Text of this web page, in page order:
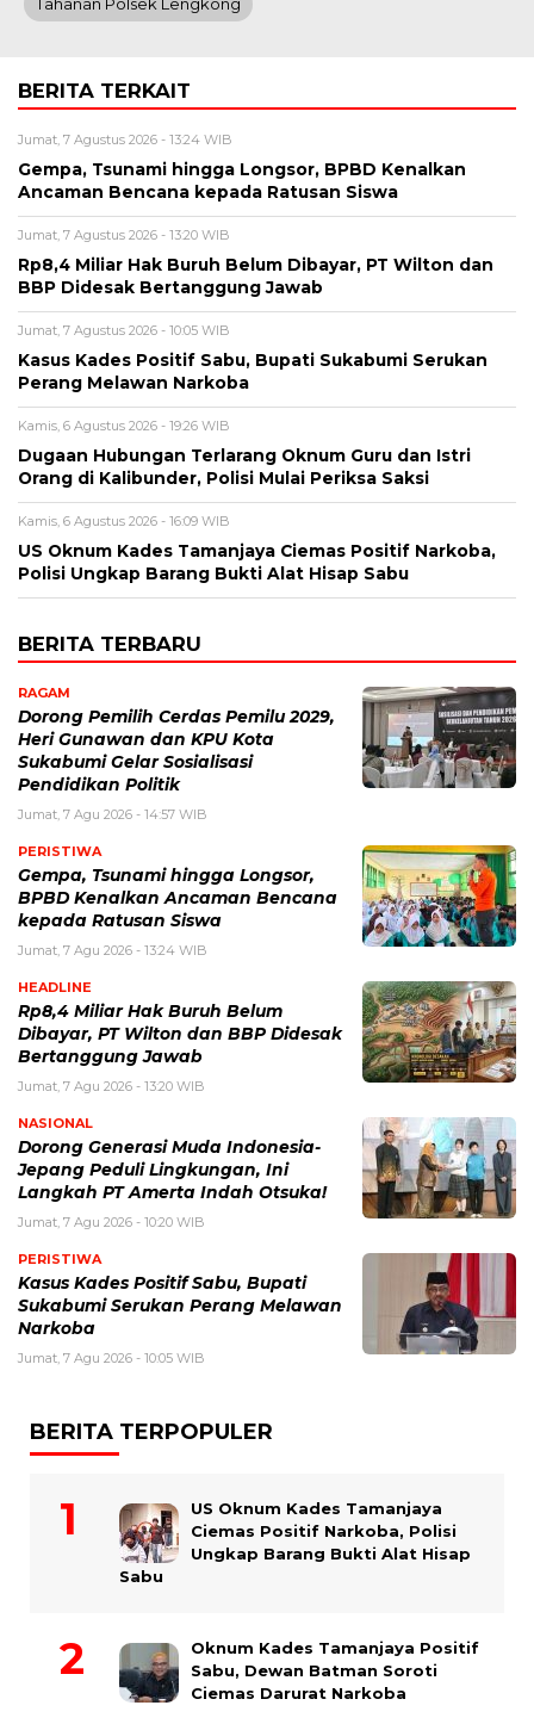
Tahanan Polsek Lengkong
BERITA TERKAIT
Jumat, 7 Agustus 2026 - 13:24 WIB
Gempa, Tsunami hingga Longsor, BPBD Kenalkan
Ancaman Bencana kepada Ratusan Siswa
Jumat, 7 Agustus 2026 - 13:20 WIB
Rp8,4 Miliar Hak Buruh Belum Dibayar, PT Wilton dan
BBP Didesak Bertanggung Jawab
Jumat, 7 Agustus 2026 - 10:05 WIB
Kasus Kades Positif Sabu, Bupati Sukabumi Serukan
Perang Melawan Narkoba
Kamis, 6 Agustus 2026 - 19:26 WIB
Dugaan Hubungan Terlarang Oknum Guru dan Istri
Orang di Kalibunder, Polisi Mulai Periksa Saksi
Kamis, 6 Agustus 2026 - 16:09 WIB
US Oknum Kades Tamanjaya Ciemas Positif Narkoba,
Polisi Ungkap Barang Bukti Alat Hisap Sabu
BERITA TERBARU
RAGAM
Dorong Pemilih Cerdas Pemilu 2029,
Heri Gunawan dan KPU Kota
Sukabumi Gelar Sosialisasi
Pendidikan Politik
Jumat, 7 Agu 2026 - 14:57 WIB
PERISTIWA
Gempa, Tsunami hingga Longsor,
BPBD Kenalkan Ancaman Bencana
kepada Ratusan Siswa
Jumat, 7 Agu 2026 - 13:24 WIB
HEADLINE
Rp8,4 Miliar Hak Buruh Belum
Dibayar, PT Wilton dan BBP Didesak
Bertanggung Jawab
Jumat, 7 Agu 2026 - 13:20 WIB
NASIONAL
Dorong Generasi Muda Indonesia-
Jepang Peduli Lingkungan, Ini
Langkah PT Amerta Indah Otsuka!
Jumat, 7 Agu 2026 - 10:20 WIB
PERISTIWA
Kasus Kades Positif Sabu, Bupati
Sukabumi Serukan Perang Melawan
Narkoba
Jumat, 7 Agu 2026 - 10:05 WIB
BERITA TERPOPULER
US Oknum Kades Tamanjaya
Ciemas Positif Narkoba, Polisi
Ungkap Barang Bukti Alat Hisap
Sabu
Oknum Kades Tamanjaya Positif
Sabu, Dewan Batman Soroti
Ciemas Darurat Narkoba